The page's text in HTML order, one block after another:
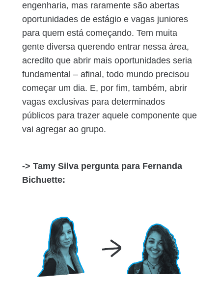
engenharia, mas raramente são abertas
oportunidades de estágio e vagas juniores
para quem está começando. Tem muita
gente diversa querendo entrar nessa área,
acredito que abrir mais oportunidades seria
fundamental – afinal, todo mundo precisou
começar um dia. E, por fim, também, abrir
vagas exclusivas para determinados
públicos para trazer aquele componente que
vai agregar ao grupo.
-> Tamy Silva pergunta para Fernanda
Bichuette: